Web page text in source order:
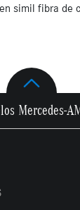
simil fibra de
Mercedes-